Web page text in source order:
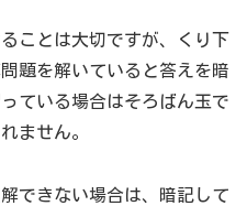
ことは大切ですが、くり下
題を解いていると答えを暗
ている場合はそろばん玉で
ません。
できない場合は、暗記して